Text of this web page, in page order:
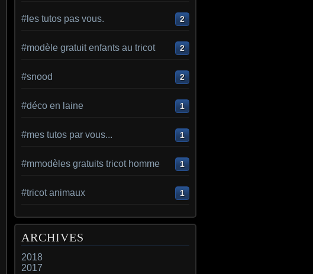
#les tutos pas vous. 2
#modèle gratuit enfants au tricot 2
#snood 2
#déco en laine 1
#mes tutos par vous... 1
#mmodèles gratuits tricot homme 1
#tricot animaux 1
ARCHIVES
2018
2017